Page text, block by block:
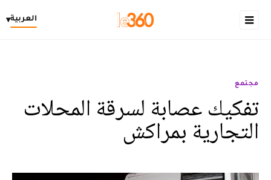
العربية▾
مجتمع
تفكيك عصابة لسرقة المحلات
التجارية بمراكش